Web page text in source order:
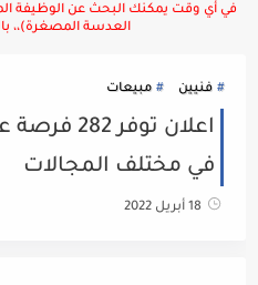
في أي وقت يمكنك البحث عن الوظيفة
العدسة المصغرة)،،
فنيين مبيعات
اعلان
في مختلف المجالات
18 أبريل 2022